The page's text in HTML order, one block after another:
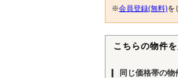
※会員登録(無料)を
こちらの物件
同じ価格帯の物